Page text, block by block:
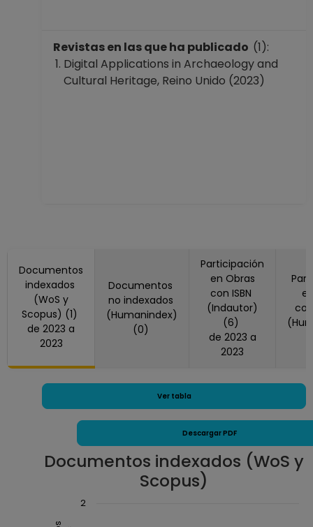
ASIGNATURA A TP
No Definitivo
Facultad de
Ciencias Políticas y
hasta 30-09-2020
PROFESOR
ASIGNATURA A TP
No Definitivo
Facultad de
Ciencias Políticas y
Desde 16-04-2019
hasta 15-08-2019
Revistas en las que ha publicado (1):
Digital Applications in Archaeology and
Cultural Heritage, Reino Unido (2023)
Documentos
indexados
(WoS y
Scopus) (1)
de 2023 a
2023
Documentos
no indexados
(Humanindex)
(0)
Participación
en Obras
con ISBN
(Indautor)
(6)
de 2023 a
2023
Ver tabla
Descargar PDF
Documentos indexados (WoS y
Scopus)
Chart
2